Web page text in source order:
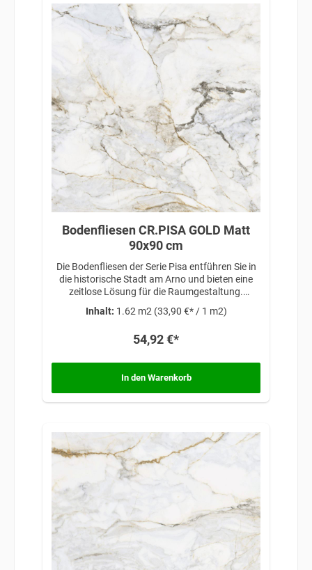
Bodenfliesen CR.PISA GOLD Matt
90x90 cm
Die Bodenfliesen der Serie Pisa entführen Sie in
die historische Stadt am Arno und bieten eine
zeitlose Lösung für die Raumgestaltung.
Inspiriert von klassischer Eleganz und
architektonischer Schönheit, verleihen diese
Atmosphäre, die auf traditionellem Design und
Inhalt: 1.62 m2 (33,90 €* / 1 m2)
54,92 €*
In den Warenkorb